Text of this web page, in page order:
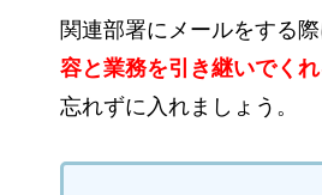
関連部署にメールをする際
容と業務を引き継いでく
忘れずに入れましょう。